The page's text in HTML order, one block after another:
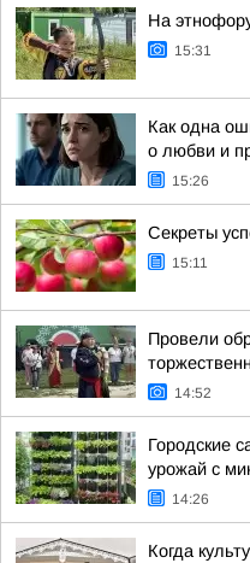
На
15:31
Как одна
о любви и
15:26
Секреты
15:11
Провели
14:52
Городские
урожай с
14:26
Когда